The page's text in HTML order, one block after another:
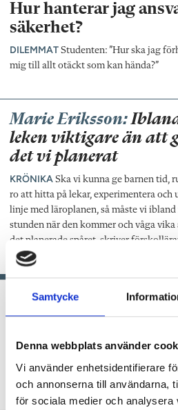
Samtycke
Denna webbplats använder
Vi använder enhetsidentifierare
och annonserna till användarna,
för sociala medier och analysera
Hur hanterar jag
säkerhet?
DILEMMAT Studenten: ”Hur ska jag
mig till allt otäckt som kan hända?”
Marie Eriksson:
leken viktigare än att
det vi planerat
KRÖNIKA Ska vi kunna ge barnen tid,
ro att hitta på lekar, experimentera och
linje med läroplanen, så måste vi ibland
stunden när den kommer och våga vika
det planerade spåret, skriver
Marie Eriksson.
Podcast: Hur skapar vi